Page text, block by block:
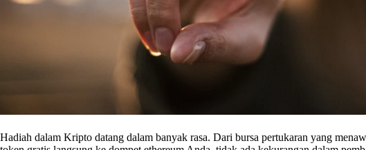
Hadiah dalam Kripto datang dalam banyak rasa. Dari bursa pertukaran yang